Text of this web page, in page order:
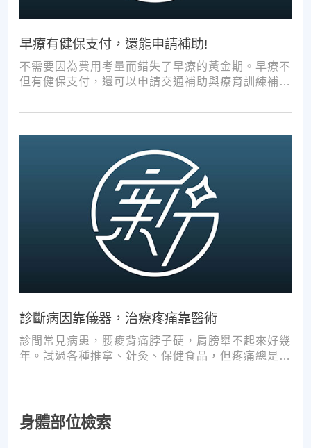
早療有健保支付，還能申請補助!
不需要因為費用考量而錯失了早療的黃金期。早療不
但有健保支付，還可以申請交通補助與療育訓練補
診斷病因靠儀器，治療疼痛靠醫術
診間常見病患，腰痠背痛脖子硬，肩膀舉不起來好幾
年。試過各種推拿、針灸、保健食品，但疼痛總是時
身體部位檢索